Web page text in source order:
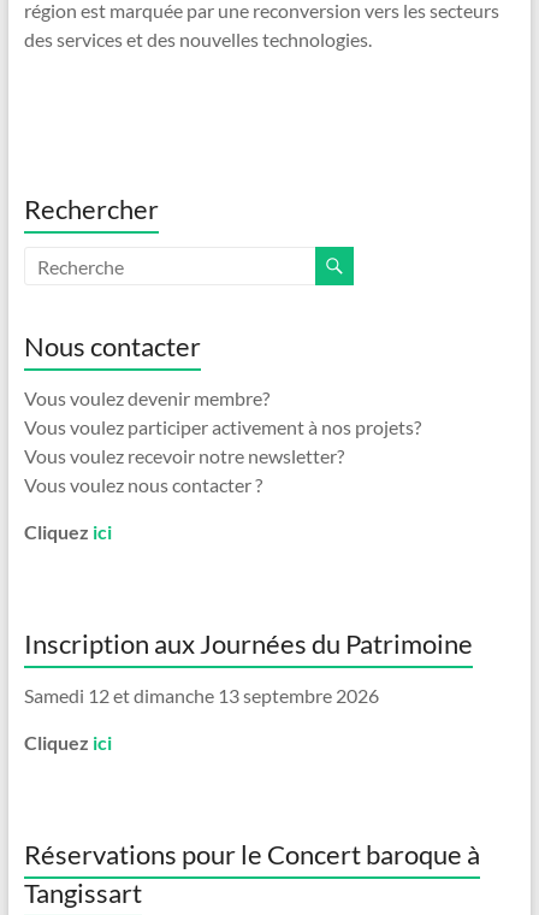
région est marquée par une reconversion vers les secteurs
des services et des nouvelles technologies.
Rechercher
Nous contacter
Vous voulez devenir membre?
Vous voulez participer activement à nos projets?
Vous voulez recevoir notre newsletter?
Vous voulez nous contacter ?
Cliquez ici
Inscription aux Journées du Patrimoine
Samedi 12 et dimanche 13 septembre 2026
Cliquez ici
Réservations pour le Concert baroque à
Tangissart